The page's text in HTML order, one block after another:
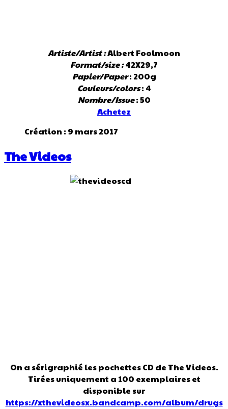
Artiste/Artist :Albert Foolmoon
Format/size :42X29,7
Papier/Paper: 200g
Couleurs/colors: 4
Nombre/Issue: 50
Achetez
Création : 9 mars 2017
The Videos
On a sérigraphié les pochettes CD de The Videos.
Tirées uniquement a 100 exemplaires et
disponible sur
https://xthevideosx.bandcamp.com/album/drugs